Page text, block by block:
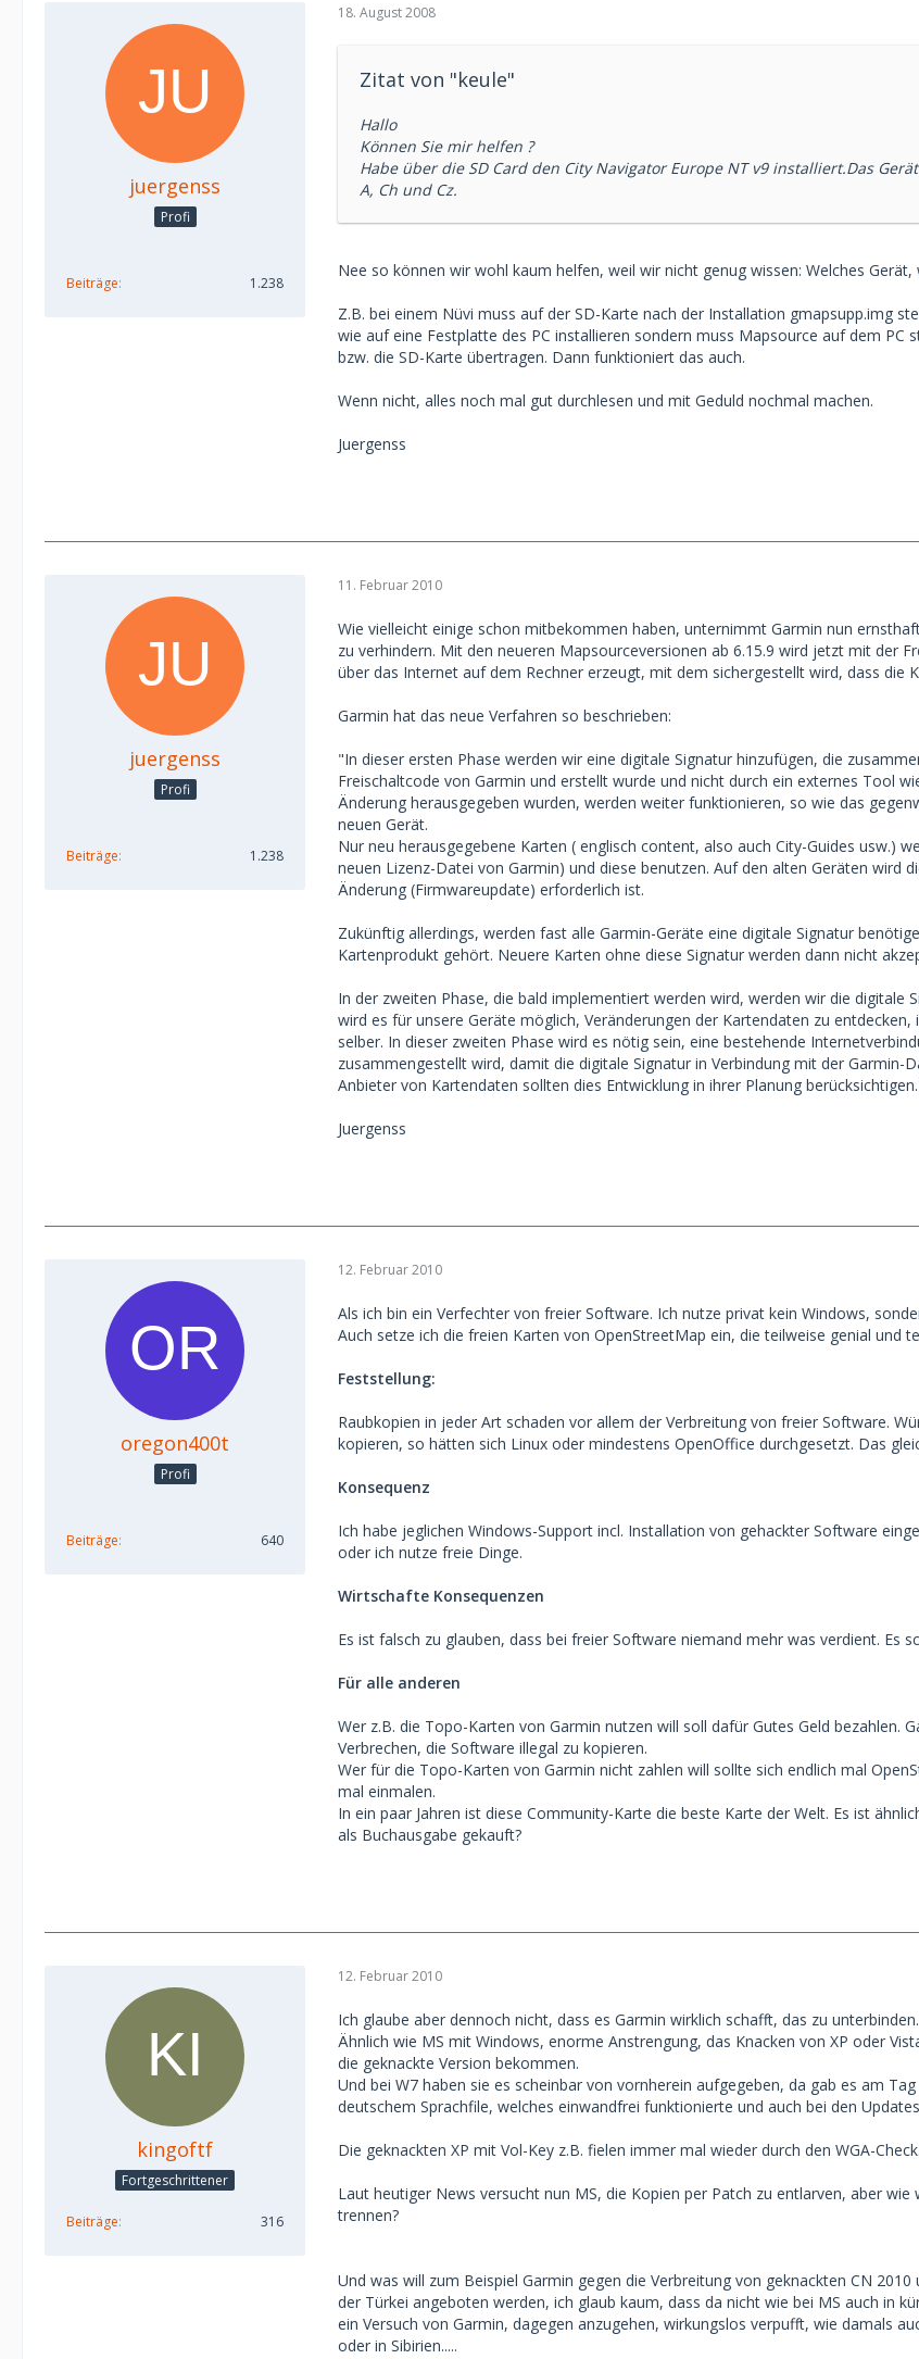
juergenss
Profi
Beiträge 1.238
18. August 2008
Zitat von "keule"
Hallo
Können Sie mir helfen ?
Habe über die SD Card den City Navigator Europe NT v9 installiert.Das
A, Ch und Cz.
Nee so können wir wohl kaum helfen, weil wir nicht genug wissen: Welches
Z.B. bei einem Nüvi muss auf der SD-Karte nach der Installation gmapsupp.img
wie auf eine Festplatte des PC installieren sondern muss Mapsource auf dem
bzw. die SD-Karte übertragen. Dann funktioniert das auch.
Wenn nicht, alles noch mal gut durchlesen und mit Geduld nochmal machen.
Juergenss
juergenss
Profi
Beiträge 1.238
11. Februar 2010
Wie vielleicht einige schon mitbekommen haben, unternimmt Garmin nun
zu verhindern. Mit den neueren Mapsourceversionen ab 6.15.9 wird jetzt mit der
über das Internet auf dem Rechner erzeugt, mit dem sichergestellt wird, dass die
Garmin hat das neue Verfahren so beschrieben:
"In dieser ersten Phase werden wir eine digitale Signatur hinzufügen, die
Freischaltcode von Garmin und erstellt wurde und nicht durch ein externes Tool
Änderung herausgegeben wurden, werden weiter funktionieren, so wie das
neuen Gerät.
Nur neu herausgegebene Karten ( englisch content, also auch City-Guides usw.)
neuen Lizenz-Datei von Garmin) und diese benutzen. Auf den alten Geräten wird
Änderung (Firmwareupdate) erforderlich ist.
Zukünftig allerdings, werden fast alle Garmin-Geräte eine digitale Signatur
Kartenprodukt gehört. Neuere Karten ohne diese Signatur werden dann nicht
In der zweiten Phase, die bald implementiert werden wird, werden wir die
wird es für unsere Geräte möglich, Veränderungen der Kartendaten zu
selber. In dieser zweiten Phase wird es nötig sein, eine bestehende
zusammengestellt wird, damit die digitale Signatur in Verbindung mit der
Anbieter von Kartendaten sollten dies Entwicklung in ihrer Planung
Juergenss
oregon400t
Profi
Beiträge 640
12. Februar 2010
Als ich bin ein Verfechter von freier Software. Ich nutze privat kein Windows,
Auch setze ich die freien Karten von OpenStreetMap ein, die teilweise genial und
Feststellung:
Raubkopien in jeder Art schaden vor allem der Verbreitung von freier Software.
kopieren, so hätten sich Linux oder mindestens OpenOffice durchgesetzt. Das
Konsequenz
Ich habe jeglichen Windows-Support incl. Installation von gehackter Software
oder ich nutze freie Dinge.
Wirtschafte Konsequenzen
Es ist falsch zu glauben, dass bei freier Software niemand mehr was verdient. Es
Für alle anderen
Wer z.B. die Topo-Karten von Garmin nutzen will soll dafür Gutes Geld bezahlen.
Verbrechen, die Software illegal zu kopieren.
Wer für die Topo-Karten von Garmin nicht zahlen will sollte sich endlich mal
mal einmalen.
In ein paar Jahren ist diese Community-Karte die beste Karte der Welt. Es ist
als Buchausgabe gekauft?
kingoftf
Fortgeschrittener
Beiträge 316
12. Februar 2010
Ich glaube aber dennoch nicht, dass es Garmin wirklich schafft, das zu unterbinden.
Ähnlich wie MS mit Windows, enorme Anstrengung, das Knacken von XP oder
die geknackte Version bekommen.
Und bei W7 haben sie es scheinbar von vornherein aufgegeben, da gab es am
deutschem Sprachfile, welches einwandfrei funktionierte und auch bei den
Die geknackten XP mit Vol-Key z.B. fielen immer mal wieder durch den WGA-Check.
Laut heutiger News versucht nun MS, die Kopien per Patch zu entlarven, aber
trennen?
Und was will zum Beispiel Garmin gegen die Verbreitung von geknackten CN
der Türkei angeboten werden, ich glaub kaum, dass da nicht wie bei MS auch in
ein Versuch von Garmin, dagegen anzugehen, wirkungslos verpufft, wie damals
oder in Sibirien.....